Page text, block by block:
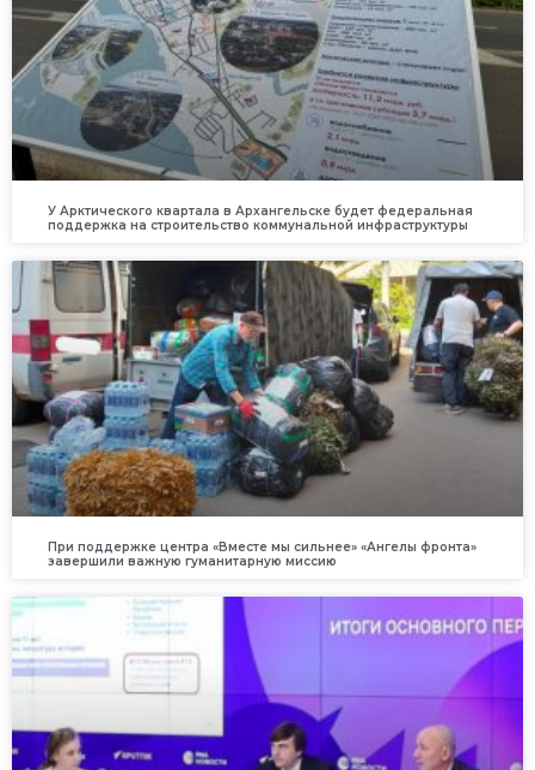
У Арктического квартала в Архангельске будет федеральная
поддержка на строительство коммунальной инфраструктуры
При поддержке центра «Вместе мы сильнее» «Ангелы фронта»
завершили важную гуманитарную миссию